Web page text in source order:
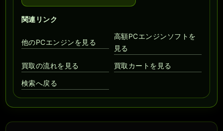
関連リンク
他のPCエンジンを見る
高額PCエンジンソフトを
見る
買取の流れを見る 買取カートを見る
検索へ戻る